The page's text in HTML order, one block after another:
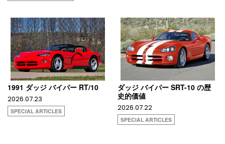
1991 ダッジ バイパー RT/10
2026.07.23
SPECIAL ARTICLES
ダッジ バイパー SRT-10 の歴
史的価値
2026.07.22
SPECIAL ARTICLES